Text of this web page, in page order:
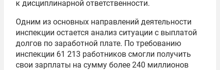
к дисциплинарной ответственности.
Одним из основных направлений деятельности
инспекции остается анализ ситуации с выплатой
долгов по заработной плате. По требованию
инспекции 61 213 работников смогли получить
свои зарплаты на сумму более 240 миллионов